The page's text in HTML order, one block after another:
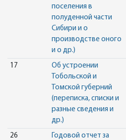
поселения в
полуденной части
Сибири и о
производстве оного
и о др.)
17
Об устроении
Тобольской и
Томской губерний
(переписка, списки и
разные сведения и
др.)
26
Годовой отчет за